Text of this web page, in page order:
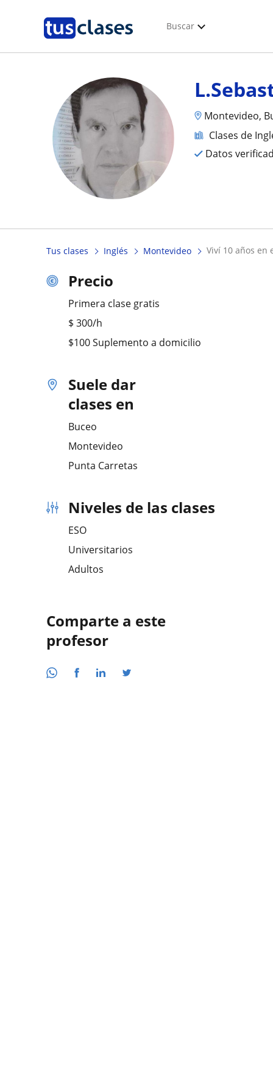
Buscar
Montevideo,
Clases de
Datos
Tus clases Inglés Montevideo viví 10 años
Precio
Primera clase gratis
$ 300/h
$100 Suplemento a domicilio
Suele dar
clases en
Buceo
Montevideo
Punta Carretas
Niveles de las clases
ESO
Universitarios
Adultos
Comparte a este
profesor